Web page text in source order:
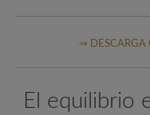
⇒ DESCARGA
El equilibrio